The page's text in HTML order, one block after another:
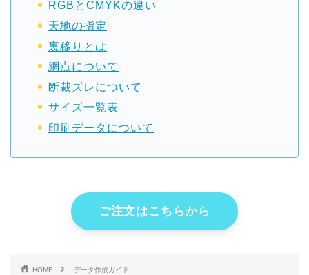
RGBとCMYKの違い
天地の指定
裏移りとは
網点について
断裁ズレについて
サイズ一覧表
印刷データについて
ご注文はこちらから
HOME データ作成ガイド